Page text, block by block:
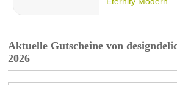
Aktuelle Gutscheine von
2026